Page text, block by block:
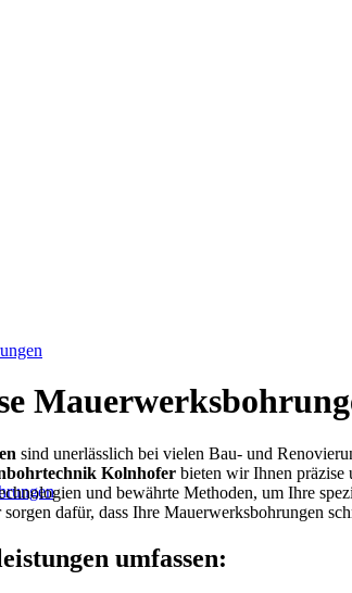
sind unerlässlich bei vielen Bau- und
Kolnhofer bieten wir Ihnen
und bewährte Methoden, um Ihre
dafür, dass Ihre Mauerwerksbohrungen
umfassen: